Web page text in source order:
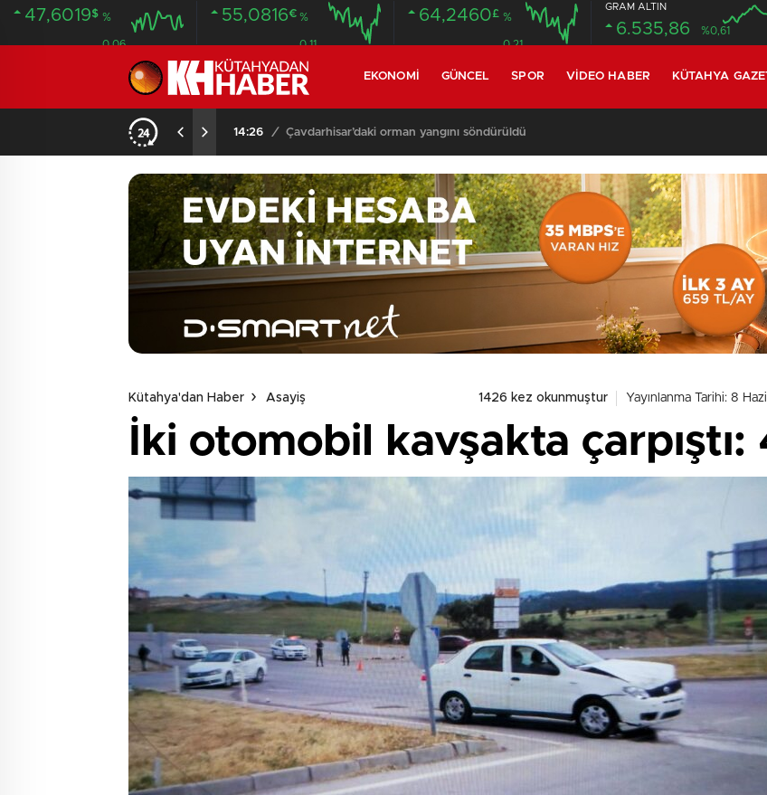
47,6019$ %
0.06
55,0816€ %
0.11
64,2460£ %
0.21
GRAM ALTIN
6.535,86 %0,61
EKONOMI GÜNCEL SPOR VIDEO HABER KÜTAHYA
13:06 / Çavdarhisar’da orman yangını: Havadan ve karadan müdahale sürüyor
Kütahya'dan Haber Asayiş 1426 kez okunmuştur Yayınlanma Tarihi: 8
İki otomobil kavşakta çarpıştı: